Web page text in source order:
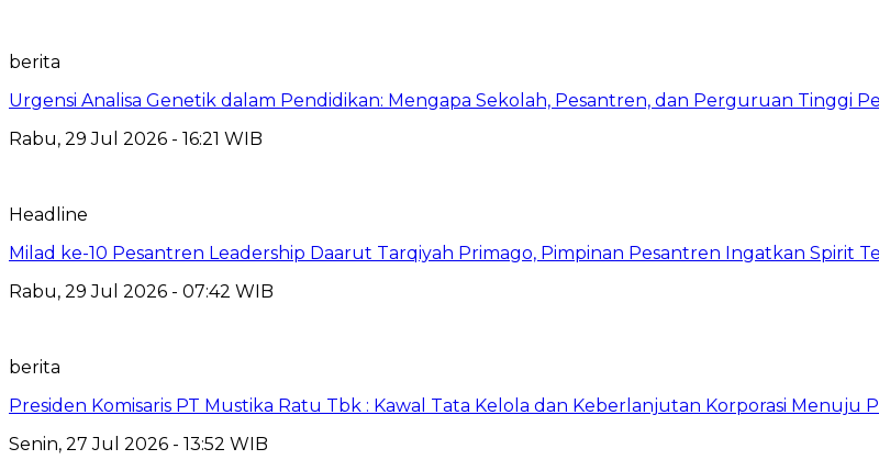
berita
Urgensi Analisa Genetik dalam Pendidikan: Mengapa Sekolah, Pesantren, dan Perguruan Tinggi
Rabu, 29 Jul 2026 - 16:21 WIB
Headline
Milad ke-10 Pesantren Leadership Daarut Tarqiyah Primago, Pimpinan Pesantren Ingatkan Spirit
Rabu, 29 Jul 2026 - 07:42 WIB
berita
Presiden Komisaris PT Mustika Ratu Tbk : Kawal Tata Kelola dan Keberlanjutan Korporasi Menuju
Senin, 27 Jul 2026 - 13:52 WIB